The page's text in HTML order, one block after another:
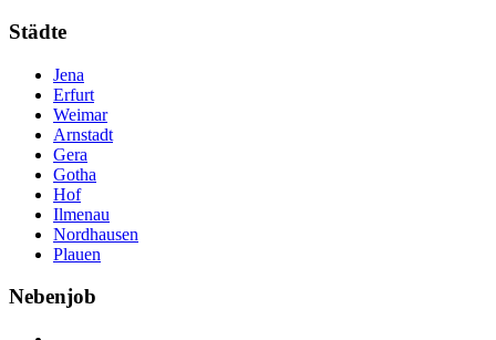
Städte
Jena
Erfurt
Weimar
Arnstadt
Gera
Gotha
Hof
Ilmenau
Nordhausen
Plauen
Nebenjob